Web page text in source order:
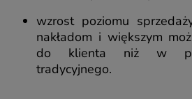
wzrost poziomu
nakładom i większym
do klienta niż w
tradycyjnego.